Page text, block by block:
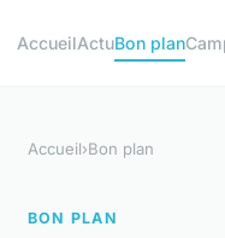
AccueilActuBon plan
Accueil›Bon plan
BON PLAN